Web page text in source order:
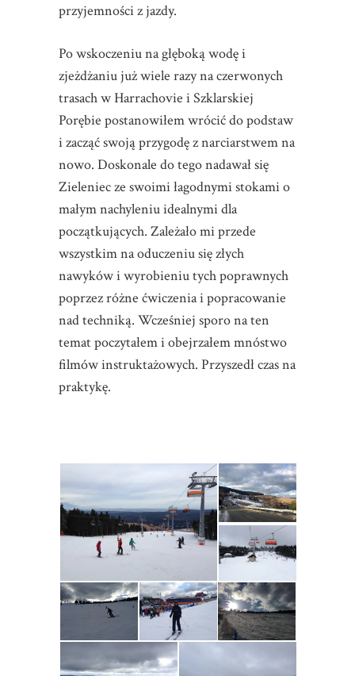
przyjemności z jazdy.
Po wskoczeniu na głęboką wodę i
zjeżdżaniu już wiele razy na czerwonych
trasach w Harrachovie i Szklarskiej
Porębie postanowiłem wrócić do podstaw
i zacząć swoją przygodę z narciarstwem na
nowo. Doskonale do tego nadawał się
Zieleniec ze swoimi łagodnymi stokami o
małym nachyleniu idealnymi dla
początkujących. Zależało mi przede
wszystkim na oduczeniu się złych
nawyków i wyrobieniu tych poprawnych
poprzez różne ćwiczenia i popracowanie
nad techniką. Wcześniej sporo na ten
temat poczytałem i obejrzałem mnóstwo
filmów instruktażowych. Przyszedł czas na
praktykę.